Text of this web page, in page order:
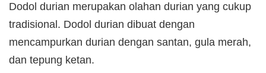
Dodol durian merupakan olahan durian yang cukup
tradisional. Dodol durian dibuat dengan
mencampurkan durian dengan santan, gula merah,
dan tepung ketan.